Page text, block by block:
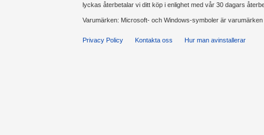
lyckas återbetalar vi ditt köp i enlighet med vår 30 dagars
Varumärken: Microsoft- och Windows-symboler är
Privacy Policy Kontakta oss Hur man avinstallerar